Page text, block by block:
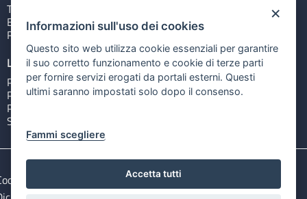
Tel: 800713939
Email:quiregione@regione.puglia.it
Rubrica
Link utili
Portale Istituzionale
PO FESR Puglia 2014-2020
PSR Puglia 2014-2020
Sistema Puglia
e privacy
Note legali
×
Informazioni sull'uso dei cookies
Questo sito web utilizza cookie essenziali per garantire
il suo corretto funzionamento e cookie di terze parti
per fornire servizi erogati da portali esterni. Questi
ultimi saranno impostati solo dopo il consenso.
Fammi scegliere
Accetta tutti